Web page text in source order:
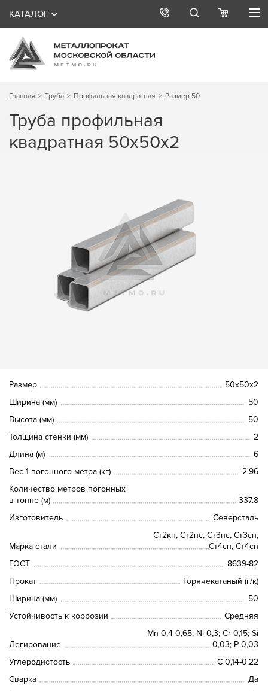
КАТАЛОГ
Главная Труба Профильная квадратная Размер 50
Труба профильная
квадратная 50х50х2
Размер
50х50х2
Ширина (мм)
50
Высота (мм)
50
Толщина стенки (мм)
2
Длина (м)
6
Вес 1 погонного метра (кг)
2.96
Количество метров погонных
в тонне (м)
337.8
Изготовитель
Северсталь
Марка стали
Ст2кп, Ст2пс, Ст3пс, Ст3сп,
Ст4сп, Ст4сп
ГОСТ
8639-82
Прокат
Горячекатаный (г/к)
Ширина (мм)
50
Устойчивость к коррозии
Средняя
Легирование
Mn 0,4-0,65; Ni 0,3; Cr 0,15; Si
0,03; P 0,03
Углеродистость
С 0,14-0,22
Сварка
Да